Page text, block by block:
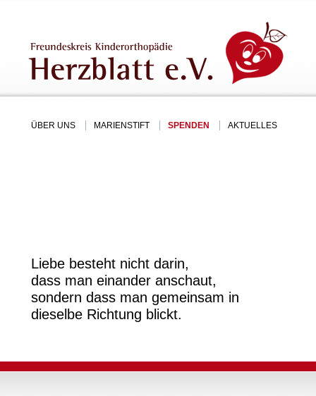
ÜBER UNS MARIENSTIFT SPENDEN AKTUELLES
Liebe besteht nicht darin,
dass man einander anschaut,
sondern dass man gemeinsam in
dieselbe Richtung blickt.